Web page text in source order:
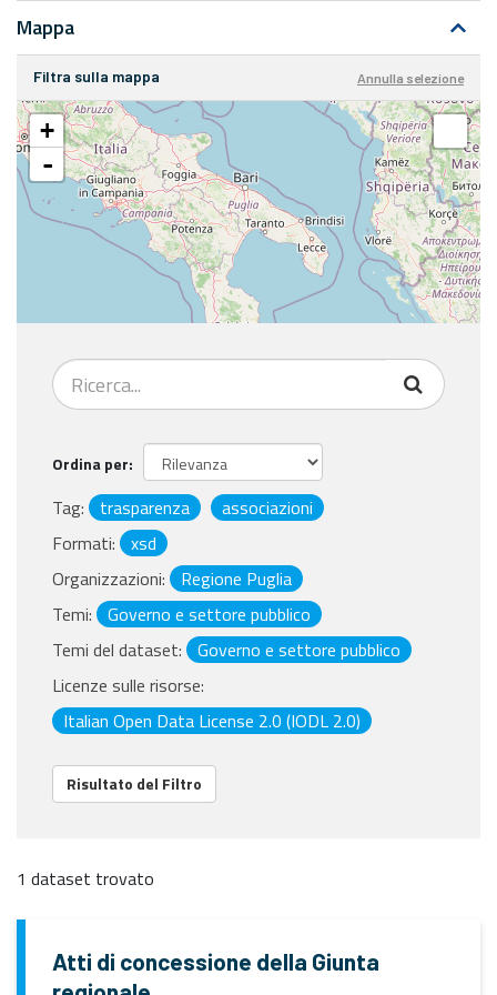
Mappa
Filtra sulla mappa Annulla selezione
+
-
Ordina per
Tag: trasparenza
associazioni
Formati:
xsd
Organizzazioni:
Regione Puglia
Temi:
Governo e settore pubblico
Temi del dataset:
Governo e settore pubblico
Licenze sulle risorse:
Italian Open Data License 2.0 (IODL 2.0)
Risultato del Filtro
1 dataset trovato
Atti di concessione della Giunta